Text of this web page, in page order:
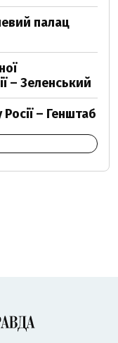
палац
– Зеленський
– Генштаб